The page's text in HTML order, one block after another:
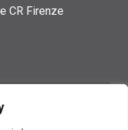
CR Firenze